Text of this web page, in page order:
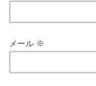
メール ※